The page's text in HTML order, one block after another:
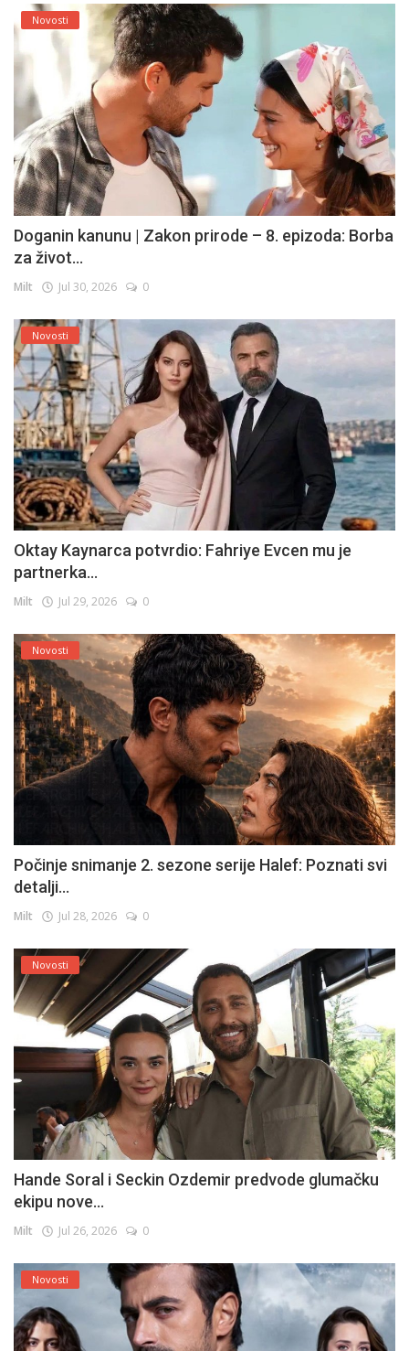
Novosti
Doganin kanunu | Zakon prirode – 8. epizoda: Borba
za život...
Milt Jul 30, 2026 0
Novosti
Oktay Kaynarca potvrdio: Fahriye Evcen mu je
partnerka...
Milt Jul 29, 2026 0
Novosti
Počinje snimanje 2. sezone serije Halef: Poznati svi
detalji...
Milt Jul 28, 2026 0
Novosti
Hande Soral i Seckin Ozdemir predvode glumačku
ekipu nove...
Milt Jul 26, 2026 0
Novosti